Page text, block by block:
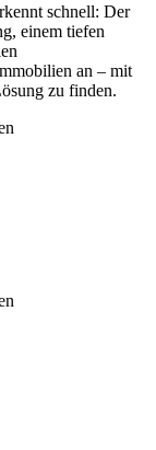
schnell: Der
einem tiefen
an – mit
zu finden.